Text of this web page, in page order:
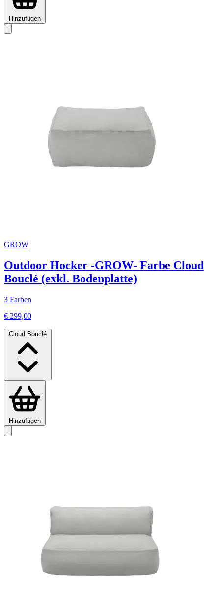
Hinzufügen
GROW
Outdoor Hocker -GROW- Farbe Cloud
Bouclé (exkl. Bodenplatte)
3 Farben
€ 299,00
Cloud Bouclé
Hinzufügen